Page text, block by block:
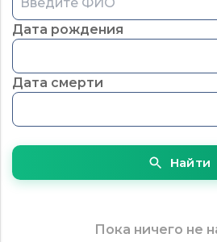
Дата рождения
Дата смерти
Найти
Пока ничего не